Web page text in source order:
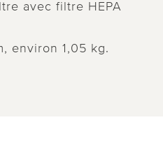
avec filtre HEPA
environ 1,05 kg.